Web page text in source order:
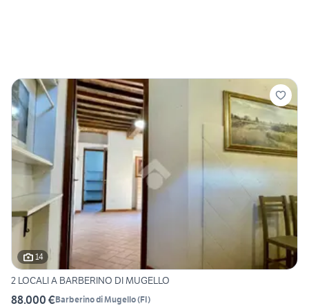
14
2 LOCALI A BARBERINO DI MUGELLO
88.000 €Barberino di Mugello(FI)